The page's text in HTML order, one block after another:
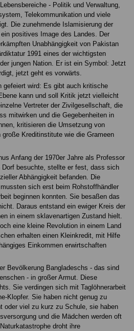
- Politik und Verwaltung,
Telekommunikation und viele
Die zunehmende Islamisierung der
positives Image des Landes. Der
Unabhängigkeit von Pakistan
1991 eines der wichtigsten
jungen Nation. Er ist ein Symbol: Jetzt
jetzt geht es vorwärts.
gefeiert wird: Es gibt auch kritische
kann und soll Kritik jetzt vielleicht
Vertreter der Zivilgesellschaft, die
mitwirken und die Gegebenheiten in
kritisieren die Umsetzung von
große Kreditinstitute wie die Grameen
Anfang der 1970er Jahre als Professor
Dorf besuchte, stellte er fest, dass sich
Abhängigkeit befanden. Die
sich erst beim Rohstoffhändler
beginnen konnten. Sie besaßen das
Daraus entstand ein ewiger Kreis der
in einem sklavenartigen Zustand hielt.
eine kleine Revolution in einem Land
erhalten einen Kleinkredit, mit Hilfe
Einkommen erwirtschaften
Bevölkerung Bangladeschs - das sind
- in großer Armut. Diese
Sie verdingen sich mit Taglöhnerarbeit
Klopfer. Sie haben nicht genug zu
oder viel zu kurz zu Schule, sie haben
und die Mädchen werden oft
droht ihre